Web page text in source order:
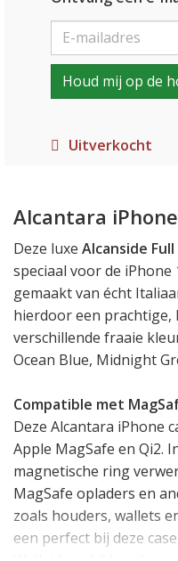
Houd mij op de
Uitverkocht
Alcantara
Deze luxe Alcanside
speciaal voor de
gemaakt van écht
hierdoor een prachtige,
verschillende fraaie
Ocean Blue, Midnight
Compatible met
Deze Alcantara iPhone
Apple MagSafe en Qi2.
magnetische ring
MagSafe opladers en
zoals houders, wallets
een perfect bij deze